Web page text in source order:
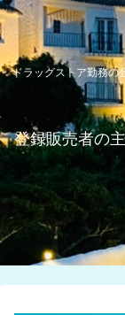
ドラッグストア勤務の
登録販売者の